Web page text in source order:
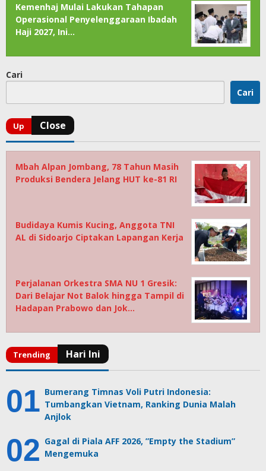
Kemenhaj Mulai Lakukan Tahapan
Operasional Penyelenggaraan Ibadah
Haji 2027, Ini…
Cari
Cari
Mbah Alpan Jombang, 78 Tahun Masih
Produksi Bendera Jelang HUT ke-81 RI
Budidaya Kumis Kucing, Anggota TNI
AL di Sidoarjo Ciptakan Lapangan Kerja
Perjalanan Orkestra SMA NU 1 Gresik:
Dari Belajar Not Balok hingga Tampil di
Hadapan Prabowo dan Jok…
Bumerang Timnas Voli Putri Indonesia:
Tumbangkan Vietnam, Ranking Dunia Malah
Anjlok
Gagal di Piala AFF 2026, ”Empty the Stadium”
Mengemuka